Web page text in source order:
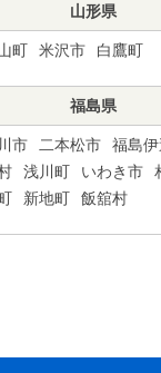
山形県
町 米沢市 白鷹町
福島県
市 二本松市 福島
浅川町 いわき市
新地町 飯舘村